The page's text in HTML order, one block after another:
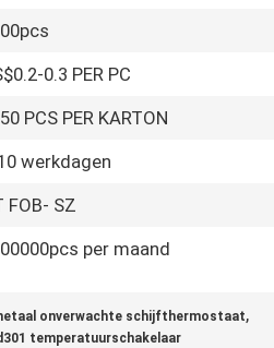
0.3 PER PC
PCS PER KARTON
werkdagen
FOB- SZ
per maand
onverwachte schijfthermostaat,
temperatuurschakelaar